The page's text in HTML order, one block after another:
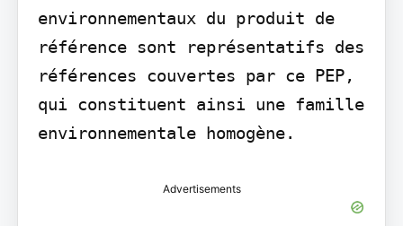
environnementaux du produit de
référence sont représentatifs des
références couvertes par ce PEP,
qui constituent ainsi une famille
environnementale homogène.
Advertisements